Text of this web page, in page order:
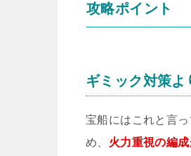
攻略ポイント
ギミック対策よ
宝船にはこれと言
め、 火力重視の編